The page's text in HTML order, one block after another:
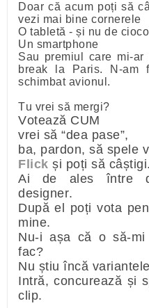
Doar că acum poți să
vezi mai bine cornerele
O tabletă - și nu de
Un smartphone
Sau premiul care mi-
break la Paris. N-am
schimbat avionul.
Tu vrei să mergi?
Votează CUM
vrei să “dea pase”,
ba, pardon, să spele
Flick și poți să câștigi.
Ai de ales între
designer.
După el poți vota
mine.
Nu-i așa că o să-
fac?
Nu știu încă
Intră, concurează și
clip.